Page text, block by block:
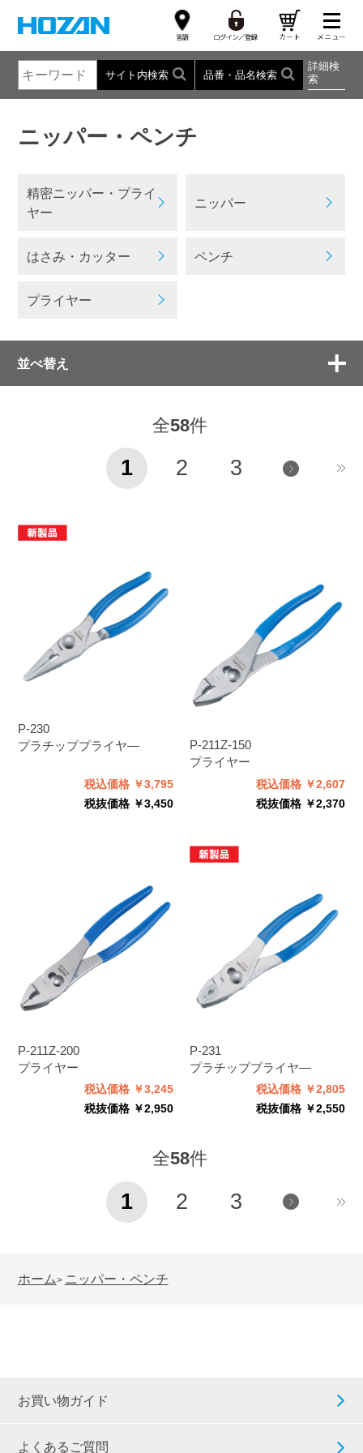
サイト内検索 品番・品名検索
詳細検
索
ニッパー・ペンチ
精密ニッパー・プライ
ヤー
ニッパー
はさみ・カッター ペンチ
プライヤー
並べ替え
全58件
1 2 3
P-230
プラチッププライヤ―
税込価格 ￥3,795
税抜価格 ￥3,450
P-211Z-150
プライヤー
税込価格 ￥2,607
税抜価格 ￥2,370
P-211Z-200
プライヤー
税込価格 ￥3,245
税抜価格 ￥2,950
P-231
プラチッププライヤ―
税込価格 ￥2,805
税抜価格 ￥2,550
全58件
1 2 3
ホーム> ニッパー・ペンチ
お買い物ガイド
よくあるご質問